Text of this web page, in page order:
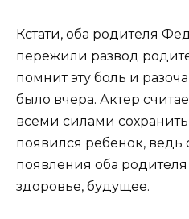
Кстати, оба родителя
пережили развод
помнит эту боль и
было вчера. Актер
всеми силами
появился ребенок, ведь
появления оба родителя
здоровье, будущее.